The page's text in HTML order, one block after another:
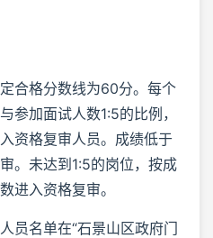
合格分数线为60分。每个
参加面试人数1:5的比例，
资格复审人员。成绩低于
。未达到1:5的岗位，按成
进入资格复审。
员名单在“石景山区政府门